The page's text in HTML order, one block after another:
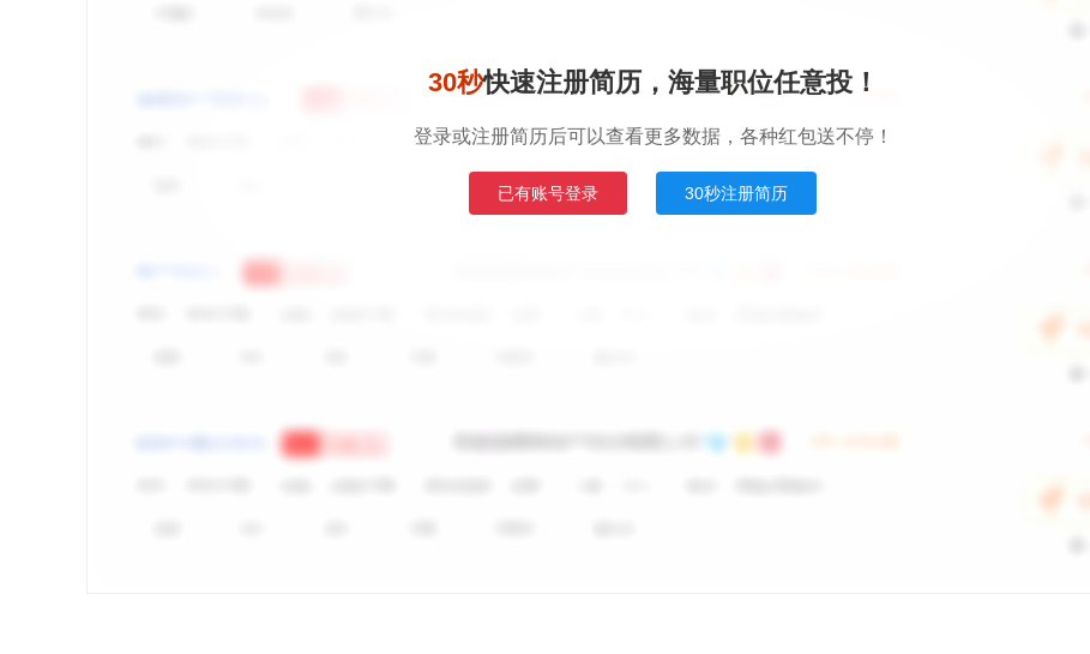
30秒快速注册简历，海量职位任意投！
登录或注册简历后可以查看更多数据，各种红包送不停！
已有账号登录 30秒注册简历